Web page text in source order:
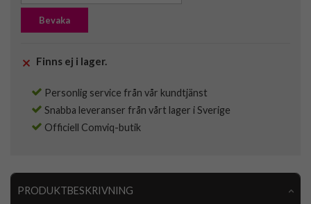
Bevaka
Finns ej i lager.
Personlig service från vår kundtjänst
Snabba leveranser från vårt lager i Sverige
Officiell Comviq-butik
PRODUKTBESKRIVNING